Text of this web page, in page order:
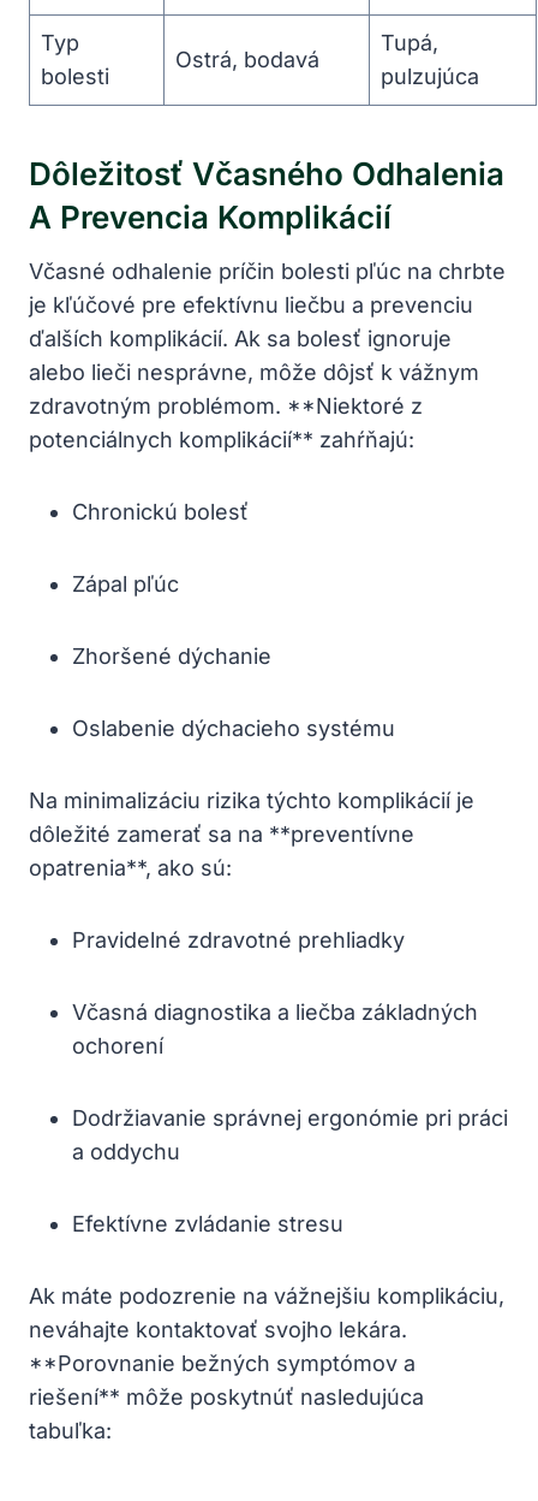
Typ
bolesti
Ostrá, bodavá
Tupá,
pulzujúca
Dôležitosť Včasného Odhalenia
A Prevencia Komplikácií
Včasné odhalenie príčin bolesti pľúc na chrbte
je kľúčové pre efektívnu liečbu a prevenciu
ďalších komplikácií. Ak sa bolesť ignoruje
alebo lieči nesprávne, môže dôjsť k vážnym
zdravotným problémom. **Niektoré z
potenciálnych komplikácií** zahŕňajú:
Chronickú bolesť
Zápal pľúc
Zhoršené dýchanie
Oslabenie dýchacieho systému
Na minimalizáciu rizika týchto komplikácií je
dôležité zamerať sa na **preventívne
opatrenia**, ako sú:
Pravidelné zdravotné prehliadky
Včasná diagnostika a liečba základných
ochorení
Dodržiavanie správnej ergonómie pri práci
a oddychu
Efektívne zvládanie stresu
Ak máte podozrenie na vážnejšiu komplikáciu,
neváhajte kontaktovať svojho lekára.
**Porovnanie bežných symptómov a
riešení** môže poskytnúť nasledujúca
tabuľka: